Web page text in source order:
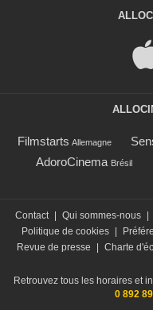
Filmstarts Allemagne
AdoroCinema Brésil
Contact Qui sommes-nous
Politique de cookies
Revue de presse
Charte
Retrouvez tous les horaires et
0 892